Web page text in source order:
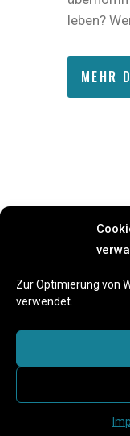
Zur Optimierung von
verwendet.
leben?
MEHR